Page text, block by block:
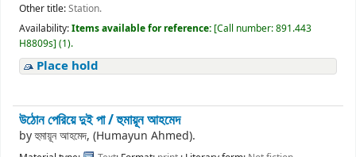
Other title:Station.
Availability:Items available for reference: [Call number:891.443
H8809s] (1).
Place hold
উঠোন পেরিয়ে দুই পা /হুমায়ূন আহমেদ
byহুমায়ূন আহমেদ, (Humayun Ahmed).